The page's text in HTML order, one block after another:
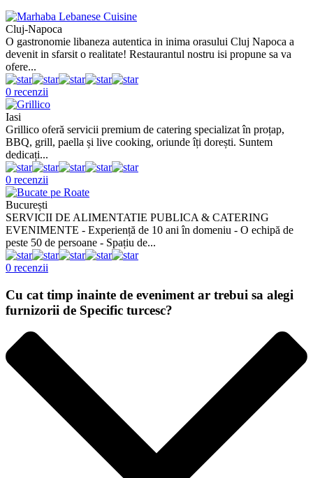
Cluj-Napoca
O gastronomie libaneza autentica in inima orasului Cluj Napoca a
devenit in sfarsit o realitate! Restaurantul nostru isi propune sa va
ofere...
0 recenzii
Iasi
Grillico oferă servicii premium de catering specializat în proțap,
BBQ, grill, paella și live cooking, oriunde îți dorești. Suntem
dedicați...
0 recenzii
București
SERVICII DE ALIMENTATIE PUBLICA & CATERING
EVENIMENTE - Experiență de 10 ani în domeniu - O echipă de
peste 50 de persoane - Spațiu de...
0 recenzii
Cu cat timp inainte de eveniment ar trebui sa alegi
furnizorii de Specific turcesc?